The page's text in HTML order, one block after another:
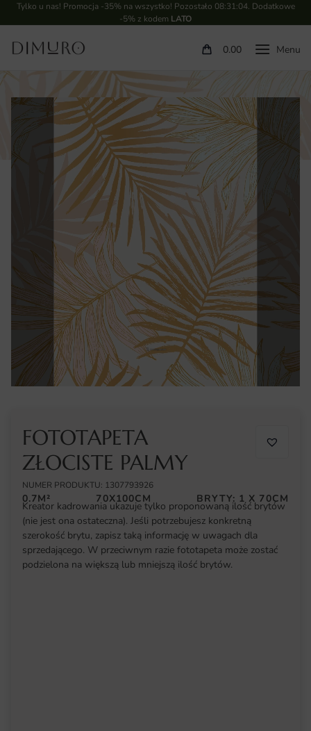
Tylko u nas! Promocja -35% na wszystko! Pozostało 08:31:03. Dodatkowe
-5% z kodem LATO
0.00
FOTOTAPETA
ZŁOCISTE PALMY
NUMER PRODUKTU: 1307793926
0.7M² 70X100CM BRYTY: 1 X 70CM
Kreator kadrowania ukazuje tylko proponowaną ilość brytów
(nie jest ona ostateczna). Jeśli potrzebujesz konkretną
szerokość brytu, zapisz taką informację w uwagach dla
sprzedającego. W przeciwnym razie fototapeta może zostać
podzielona na większą lub mniejszą ilość brytów.